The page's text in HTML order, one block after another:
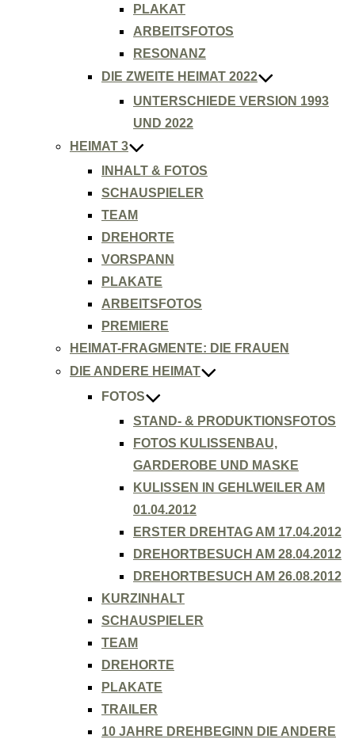
PLAKAT
ARBEITSFOTOS
RESONANZ
DIE ZWEITE HEIMAT 2022
UNTERSCHIEDE VERSION 1993
UND 2022
HEIMAT 3
INHALT & FOTOS
SCHAUSPIELER
TEAM
DREHORTE
VORSPANN
PLAKATE
ARBEITSFOTOS
PREMIERE
HEIMAT-FRAGMENTE: DIE FRAUEN
DIE ANDERE HEIMAT
FOTOS
STAND- & PRODUKTIONSFOTOS
FOTOS KULISSENBAU,
GARDEROBE UND MASKE
KULISSEN IN GEHLWEILER AM
01.04.2012
ERSTER DREHTAG AM 17.04.2012
DREHORTBESUCH AM 28.04.2012
DREHORTBESUCH AM 26.08.2012
KURZINHALT
SCHAUSPIELER
TEAM
DREHORTE
PLAKATE
TRAILER
10 JAHRE DREHBEGINN DIE ANDERE